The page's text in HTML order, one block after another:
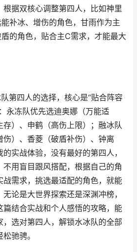
据双核心调整第四人，比如神里
补冰、增伤的角色，甘雨作为主
的角色，贴合主C需求，才能最大
第四人的选择，核心是“贴合阵容
永冻队优先选迪奥娜（万能适
存）、申鹤（高伤上限）；融冰队
）、香菱（破盾补伤）、钟离
的实战体验，没有最好的第四人，
不用盲目跟风搭配，根据自己的角
战需求，挑选最适配的角色，就能
论是大世界探索还是深渊冲榜，
篇结合实战和个人感悟的攻略，能
选对第四人，解锁水冰队的全部
驰骋。